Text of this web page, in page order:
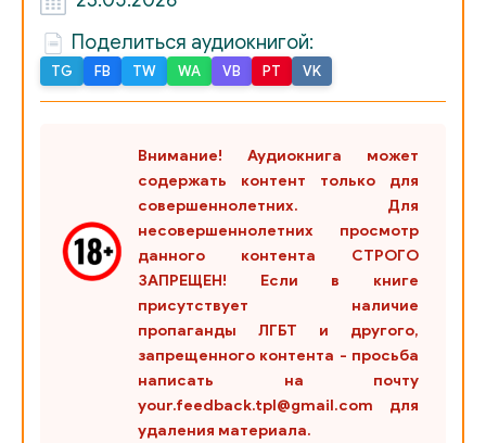
25
26
29
30
Поделиться аудиокнигой:
TG FB TW WA VB PT VK
Внимание! Аудиокнига может
содержать контент только для
совершеннолетних. Для
несовершеннолетних просмотр
данного контента СТРОГО
ЗАПРЕЩЕН! Если в книге
присутствует наличие
пропаганды ЛГБТ и другого,
запрещенного контента - просьба
написать на почту
your.feedback.tpl@gmail.com для
удаления материала.